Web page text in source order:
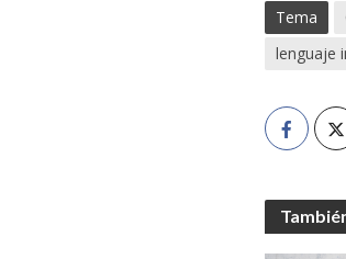
Tema
lenguaje